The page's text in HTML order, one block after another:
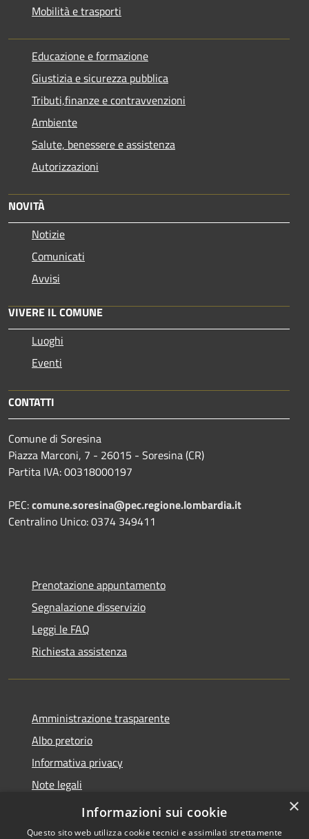
Mobilità e trasporti
Educazione e formazione
Giustizia e sicurezza pubblica
Tributi,finanze e contravvenzioni
Ambiente
Salute, benessere e assistenza
Autorizzazioni
NOVITÀ
Notizie
Comunicati
Avvisi
VIVERE IL COMUNE
Luoghi
Eventi
CONTATTI
Comune di Soresina
Piazza Marconi, 7 - 26015 - Soresina (CR)
Partita IVA: 00318000197
PEC:comune.soresina@pec.regione.lombardia.it
Centralino Unico: 0374 349411
Prenotazione appuntamento
Segnalazione disservizio
Leggi le FAQ
Richiesta assistenza
Amministrazione trasparente
Albo pretorio
Informativa privacy
Note legali
Dichiarazione di accessibilità
×
Informazioni sui cookie
Questo sito web utilizza cookie tecnici e assimilati strettamente